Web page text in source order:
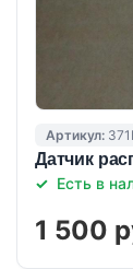
Артикул:
Датчик
Есть в
1 500